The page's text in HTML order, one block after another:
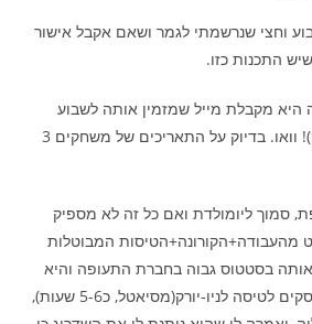
וחצי שנרשמתי לגמר ושאם אקבל אישור
התכנות כזו.
היא מקבלת מייל שמזמין אותה לשבוע
עבודה בניו יורק(היא בטק)! וואו. בדיוק על התאריכים של משחקים 3
סמוך ליומולדת ואם כל זה לא מספיק
המבוטלות
בסטטוס גבוה בחברת התעופה והיא
קיבלה שדרוג למחלקת עסקים לטיסה לניו-יורק(מסיאטל, כ5-6 שעות),